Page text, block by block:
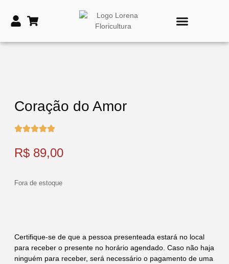
Coração do Amor
R$ 89,00
Fora de estoque
Certifique-se de que a pessoa presenteada estará no local
para receber o presente no horário agendado. Caso não haja
ninguém para receber, será necessário o pagamento de uma